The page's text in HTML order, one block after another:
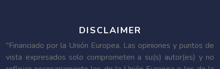
DISCLAIMER
"Financiado por la Unión Europea. Las opiniones y puntos de
vista expresados solo comprometen a su(s) autor(es) y no